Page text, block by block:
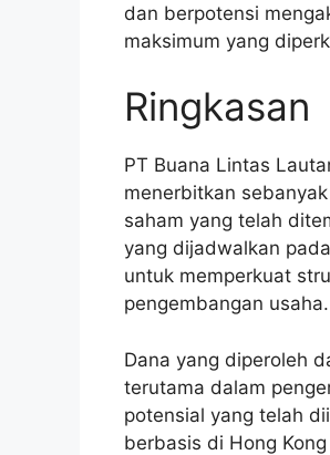
dan berpotensi
maksimum yang
Ringkasan
PT Buana Lintas
menerbitkan
saham yang telah
yang dijadwalkan
untuk memperkuat
pengembangan usaha.
Dana yang diperoleh
terutama dalam
potensial yang telah
berbasis di Hong